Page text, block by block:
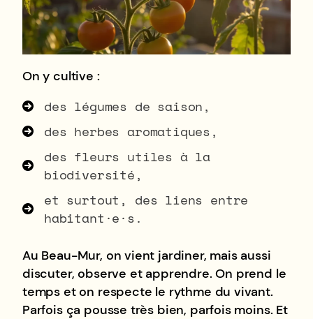
On y cultive :
des légumes de saison,
des herbes aromatiques,
des fleurs utiles à la
biodiversité,
et surtout, des liens entre
habitant·e·s.
Au Beau-Mur, on vient jardiner, mais aussi
discuter, observe et apprendre. On prend le
temps et on respecte le rythme du vivant.
Parfois ça pousse très bien, parfois moins. Et